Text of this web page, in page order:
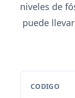
niveles de
puede
CODIGO